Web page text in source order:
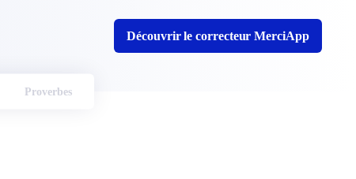
Découvrir le correcteur MerciApp
Proverbes